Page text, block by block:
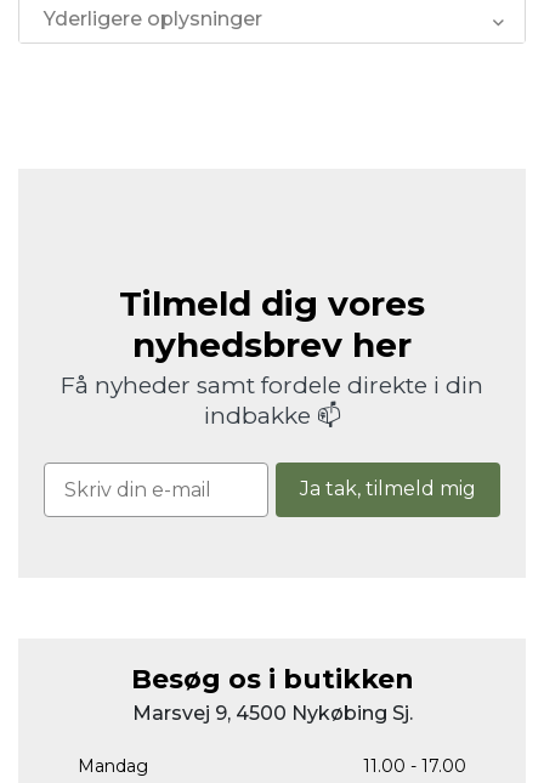
Yderligere oplysninger
Tilmeld dig vores
nyhedsbrev her
Få nyheder samt fordele direkte i din
indbakke 📫
Ja tak, tilmeld mig
Besøg os i butikken
Marsvej 9, 4500 Nykøbing Sj.
Mandag
11.00 - 17.00